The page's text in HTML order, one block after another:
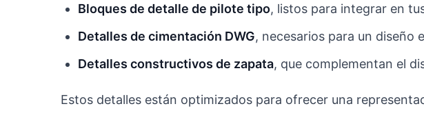
Bloques de detalle de pilote tipo, listos para integrar en
Detalles de cimentación DWG, necesarios para un diseño
Detalles constructivos de zapata, que complementan el
Estos detalles están optimizados para ofrecer una